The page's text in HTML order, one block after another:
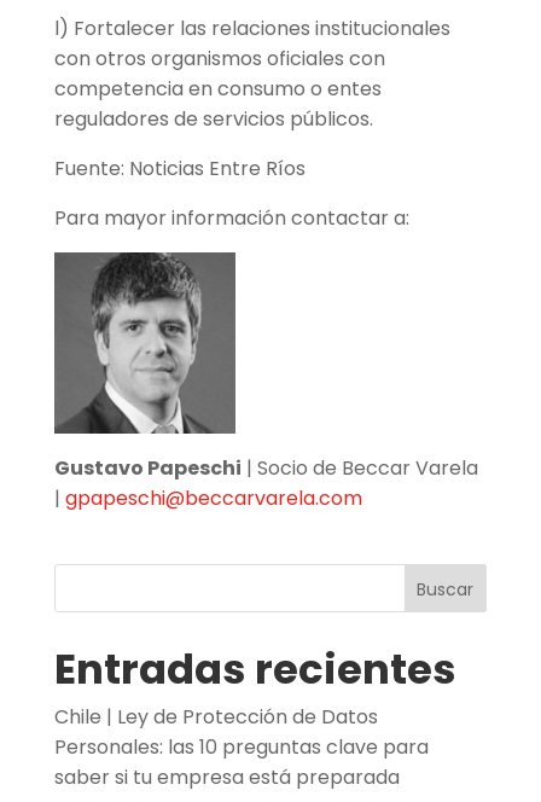
l) Fortalecer las relaciones institucionales
con otros organismos oficiales con
competencia en consumo o entes
reguladores de servicios públicos.
Fuente: Noticias Entre Ríos
Para mayor información contactar a:
Gustavo Papeschi | Socio de Beccar Varela
| gpapeschi@beccarvarela.com
Buscar
Entradas recientes
Chile | Ley de Protección de Datos
Personales: las 10 preguntas clave para
saber si tu empresa está preparada